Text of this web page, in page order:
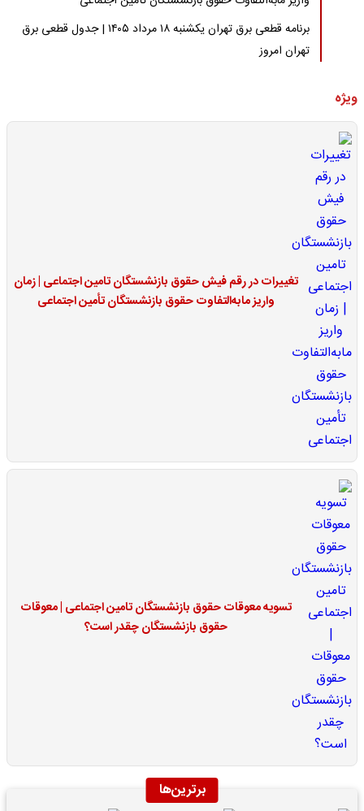
برنامه قطعی برق تهران یکشنبه ۱۸ مرداد ۱۴۰۵ | جدول قطعی برق
تهران امروز
ویژه
تغییرات در رقم فیش حقوق بازنشستگان تامین اجتماعی | زمان
واریز مابه‌التفاوت حقوق بازنشستگان تأمین اجتماعی
تسویه معوقات حقوق بازنشستگان تامین اجتماعی | معوقات
حقوق بازنشستگان چقدر است؟
برترین‌ها